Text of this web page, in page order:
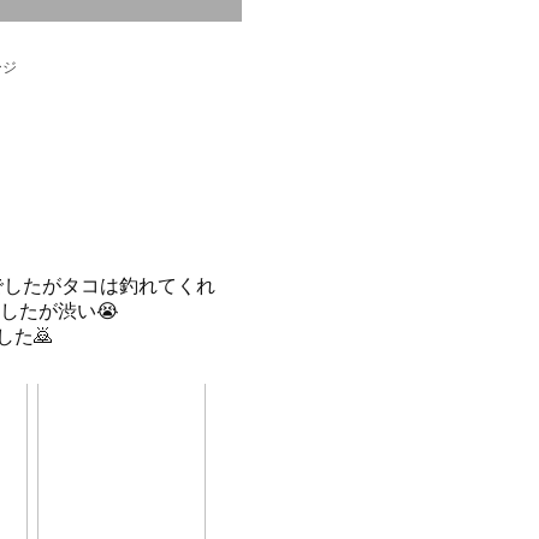
たがタコは釣れてくれ
たが渋い😭
た🙇